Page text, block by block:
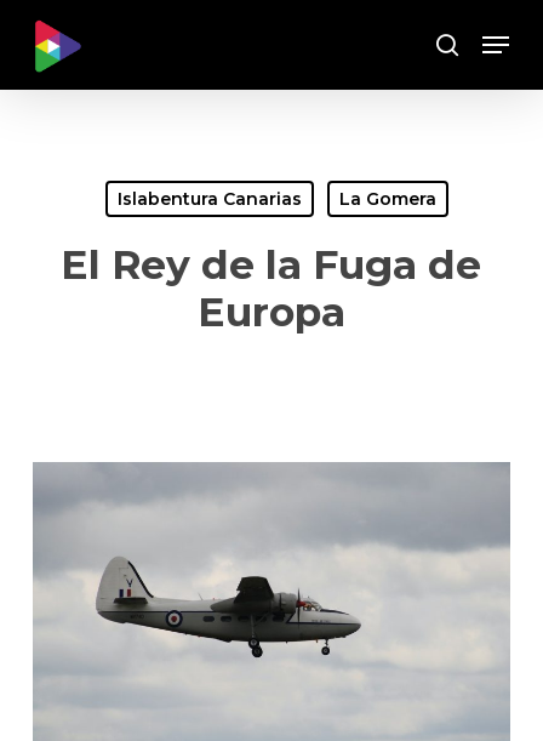
main
Buscar
Menu
Islabentura Canarias La Gomera
El Rey de la Fuga de
Europa